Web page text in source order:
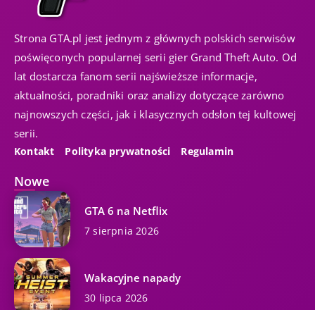
Strona GTA.pl jest jednym z głównych polskich serwisów
poświęconych popularnej serii gier Grand Theft Auto. Od
lat dostarcza fanom serii najświeższe informacje,
aktualności, poradniki oraz analizy dotyczące zarówno
najnowszych części, jak i klasycznych odsłon tej kultowej
serii.
Kontakt Polityka prywatności Regulamin
Nowe
GTA 6 na Netflix
7 sierpnia 2026
Wakacyjne napady
30 lipca 2026